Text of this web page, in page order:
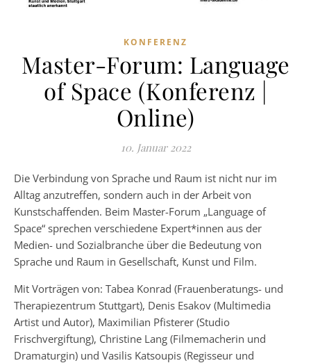
KONFERENZ
Master-Forum: Language
of Space (Konferenz |
Online)
10. Januar 2022
Die Verbindung von Sprache und Raum ist nicht nur im
Alltag anzutreffen, sondern auch in der Arbeit von
Kunstschaffenden. Beim Master-Forum „Language of
Space“ sprechen verschiedene Expert*innen aus der
Medien- und Sozialbranche über die Bedeutung von
Sprache und Raum in Gesellschaft, Kunst und Film.
Mit Vorträgen von: Tabea Konrad (Frauenberatungs- und
Therapiezentrum Stuttgart), Denis Esakov (Multimedia
Artist und Autor), Maximilian Pfisterer (Studio
Frischvergiftung), Christine Lang (Filmemacherin und
Dramaturgin) und Vasilis Katsoupis (Regisseur und